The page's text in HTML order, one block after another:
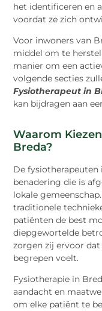
het identificeren en
voordat ze zich
Voor inwoners van
middel om te
manier om een
volgende secties
Fysiotherapeut in
kan bijdragen aan
Waarom
Breda?
De fysiotherapeuten
benadering die is
lokale
traditionele
patiënten de best
diepgewortelde
zorgen zij ervoor
begrepen voelt.
Fysiotherapie in
aandacht en
om elke patiënt te